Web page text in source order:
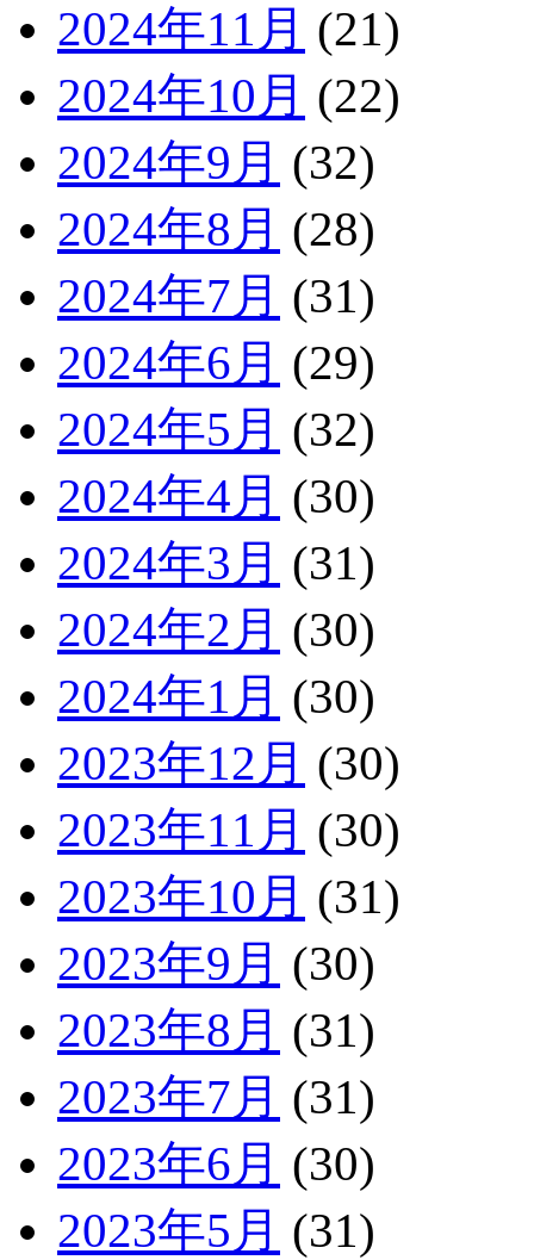
2024年11月 (21)
2024年10月 (22)
2024年9月 (32)
2024年8月 (28)
2024年7月 (31)
2024年6月 (29)
2024年5月 (32)
2024年4月 (30)
2024年3月 (31)
2024年2月 (30)
2024年1月 (30)
2023年12月 (30)
2023年11月 (30)
2023年10月 (31)
2023年9月 (30)
2023年8月 (31)
2023年7月 (31)
2023年6月 (30)
2023年5月 (31)